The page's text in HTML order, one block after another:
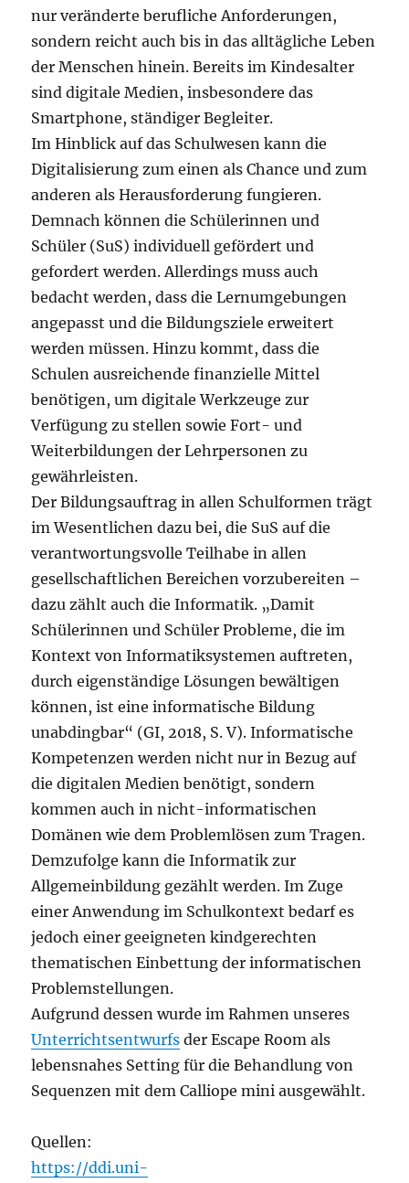
nur veränderte berufliche Anforderungen,
sondern reicht auch bis in das alltägliche Leben
der Menschen hinein. Bereits im Kindesalter
sind digitale Medien, insbesondere das
Smartphone, ständiger Begleiter.
Im Hinblick auf das Schulwesen kann die
Digitalisierung zum einen als Chance und zum
anderen als Herausforderung fungieren.
Demnach können die Schülerinnen und
Schüler (SuS) individuell gefördert und
gefordert werden. Allerdings muss auch
bedacht werden, dass die Lernumgebungen
angepasst und die Bildungsziele erweitert
werden müssen. Hinzu kommt, dass die
Schulen ausreichende finanzielle Mittel
benötigen, um digitale Werkzeuge zur
Verfügung zu stellen sowie Fort- und
Weiterbildungen der Lehrpersonen zu
gewährleisten.
Der Bildungsauftrag in allen Schulformen trägt
im Wesentlichen dazu bei, die SuS auf die
verantwortungsvolle Teilhabe in allen
gesellschaftlichen Bereichen vorzubereiten –
dazu zählt auch die Informatik. „Damit
Schülerinnen und Schüler Probleme, die im
Kontext von Informatiksystemen auftreten,
durch eigenständige Lösungen bewältigen
können, ist eine informatische Bildung
unabdingbar“ (GI, 2018, S. V). Informatische
Kompetenzen werden nicht nur in Bezug auf
die digitalen Medien benötigt, sondern
kommen auch in nicht-informatischen
Domänen wie dem Problemlösen zum Tragen.
Demzufolge kann die Informatik zur
Allgemeinbildung gezählt werden. Im Zuge
einer Anwendung im Schulkontext bedarf es
jedoch einer geeigneten kindgerechten
thematischen Einbettung der informatischen
Problemstellungen.
Aufgrund dessen wurde im Rahmen unseres
Unterrichtsentwurfs der Escape Room als
lebensnahes Setting für die Behandlung von
Sequenzen mit dem Calliope mini ausgewählt.
Quellen:
https://ddi.uni-